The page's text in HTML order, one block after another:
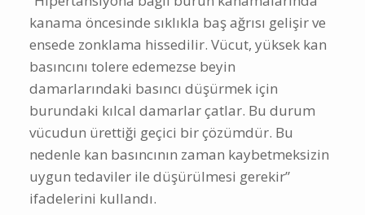
kanama öncesinde sıklıkla baş ağrısı gelişir ve
ensede zonklama hissedilir. Vücut, yüksek kan
basıncını tolere edemezse beyin
damarlarındaki basıncı düşürmek için
burundaki kılcal damarlar çatlar. Bu durum
vücudun ürettiği geçici bir çözümdür. Bu
nedenle kan basıncının zaman kaybetmeksizin
uygun tedaviler ile düşürülmesi gerekir”
ifadelerini kullandı.